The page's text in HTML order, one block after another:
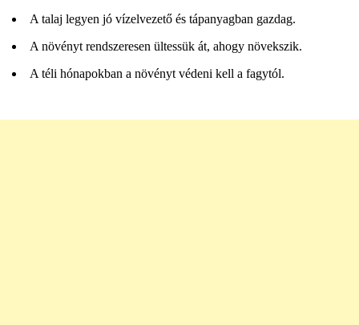
A talaj legyen jó vízelvezető és tápanyagban gazdag.
A növényt rendszeresen ültessük át, ahogy növekszik.
A téli hónapokban a növényt védeni kell a fagytól.